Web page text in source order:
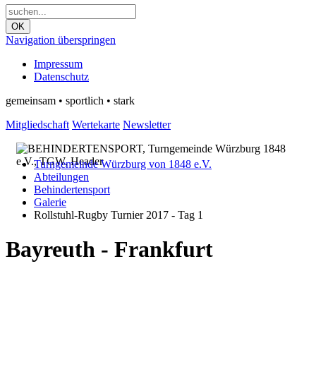
OK
Navigation überspringen
Impressum
Datenschutz
gemeinsam • sportlich • stark
Mitgliedschaft Wertekarte Newsletter
Turngemeinde Würzburg von 1848 e.V.
Abteilungen
Behindertensport
Galerie
Rollstuhl-Rugby Turnier 2017 - Tag 1
Bayreuth - Frankfurt